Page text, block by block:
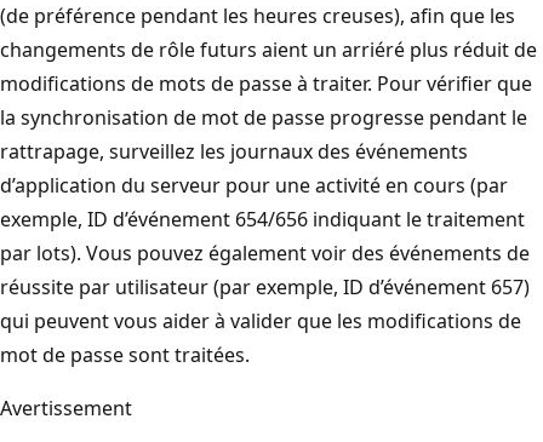
(de préférence pendant les heures creuses), afin que les
changements de rôle futurs aient un arriéré plus réduit de
modifications de mots de passe à traiter. Pour vérifier que
la synchronisation de mot de passe progresse pendant le
rattrapage, surveillez les journaux des événements
d’application du serveur pour une activité en cours (par
exemple, ID d’événement 654/656 indiquant le traitement
par lots). Vous pouvez également voir des événements de
réussite par utilisateur (par exemple, ID d’événement 657)
qui peuvent vous aider à valider que les modifications de
mot de passe sont traitées.
Avertissement